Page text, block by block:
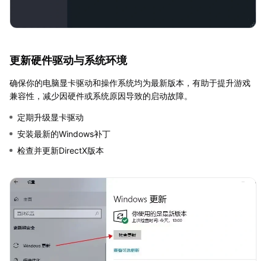
更新硬件驱动与系统环境
确保你的电脑显卡驱动和操作系统均为最新版本，有助于提升游戏
兼容性，减少因硬件或系统原因导致的启动故障。
定期升级显卡驱动
安装最新的Windows补丁
检查并更新DirectX版本